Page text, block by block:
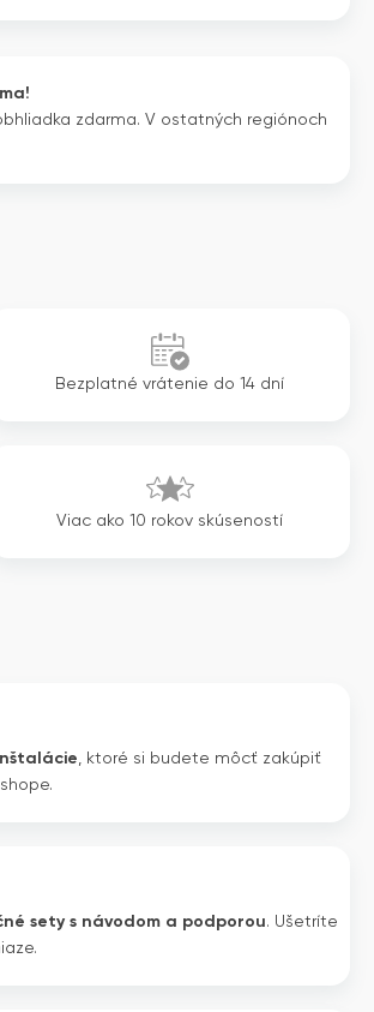
802€.
424€.
zdarma. V ostatných regiónoch
Bezplatné vrátenie do 14 dní
Viac ako 10 rokov skúseností
, ktoré si budete môcť zakúpiť
sety s návodom a podporou. Ušetríte